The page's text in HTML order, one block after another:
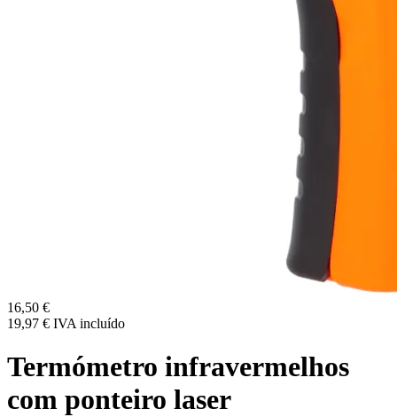
16,50 €
19,97 € IVA incluído
Termómetro infravermelhos
com ponteiro laser